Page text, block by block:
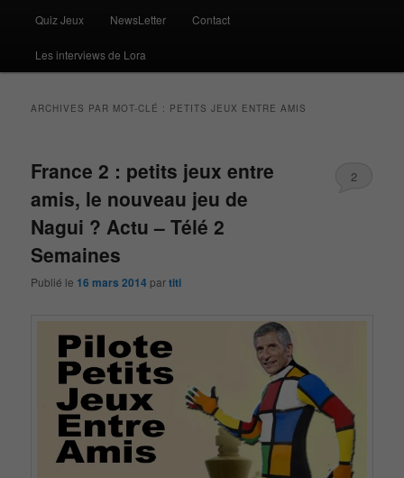
Quiz Jeux NewsLetter Contact
Les interviews de Lora
ARCHIVES PAR MOT-CLÉ : PETITS JEUX ENTRE AMIS
France 2 : petits jeux entre
amis, le nouveau jeu de
Nagui ? Actu – Télé 2
Semaines
Publié le 16 mars 2014 partiti
2